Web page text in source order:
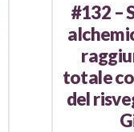
#132 –
totale
del